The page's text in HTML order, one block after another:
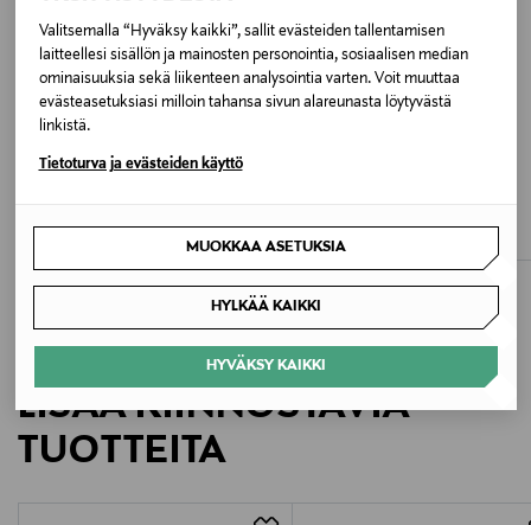
Valitsemalla “Hyväksy kaikki”, sallit evästeiden tallentamisen
laitteellesi sisällön ja mainosten personointia, sosiaalisen median
ominaisuuksia sekä liikenteen analysointia varten. Voit muuttaa
evästeasetuksiasi milloin tahansa sivun alareunasta löytyvästä
linkistä.
Tietoturva ja evästeiden käyttö
MUOKKAA ASETUKSIA
HYLKÄÄ KAIKKI
HYVÄKSY KAIKKI
915 GREY METALLIC MELANGE
Koko
One size
Kiina
Valmistajan tuotenumero
722 600 589
Valmistaja
Taubert Textil GmbH
Taubert Textil GmbH, Moosstraße 100, 85356 Freising,
FALKE
Original Price
39,90 €
LISÄÄ KIINNOSTAVIA
TUOTTEITA